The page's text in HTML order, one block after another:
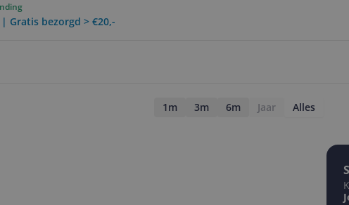
Gratis bezorgd > €20,-
1m 3m 6m Jaar Alles